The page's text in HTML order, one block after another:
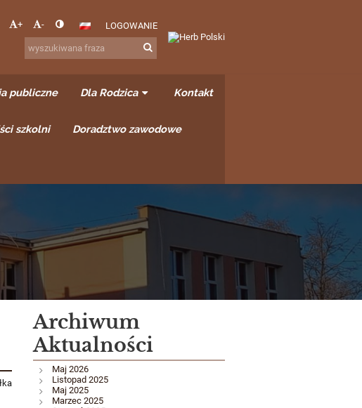
+ - LOGOWANIE
publiczne Dla Rodzica Kontakt
szkolni Doradztwo zawodowe
Archiwum
Aktualności
Maj 2026
Listopad 2025
Maj 2025
Marzec 2025